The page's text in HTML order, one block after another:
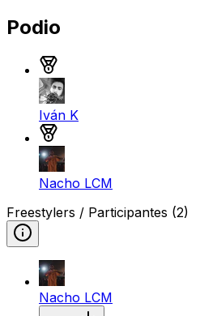
Podio
Iván K
Nacho LCM
Freestylers / Participantes (2)
Nacho LCM